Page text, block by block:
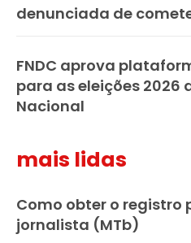
denunciada de
FNDC aprova
para as eleições 2026
Nacional
mais lidas
Como obter o registro
jornalista (MTb)